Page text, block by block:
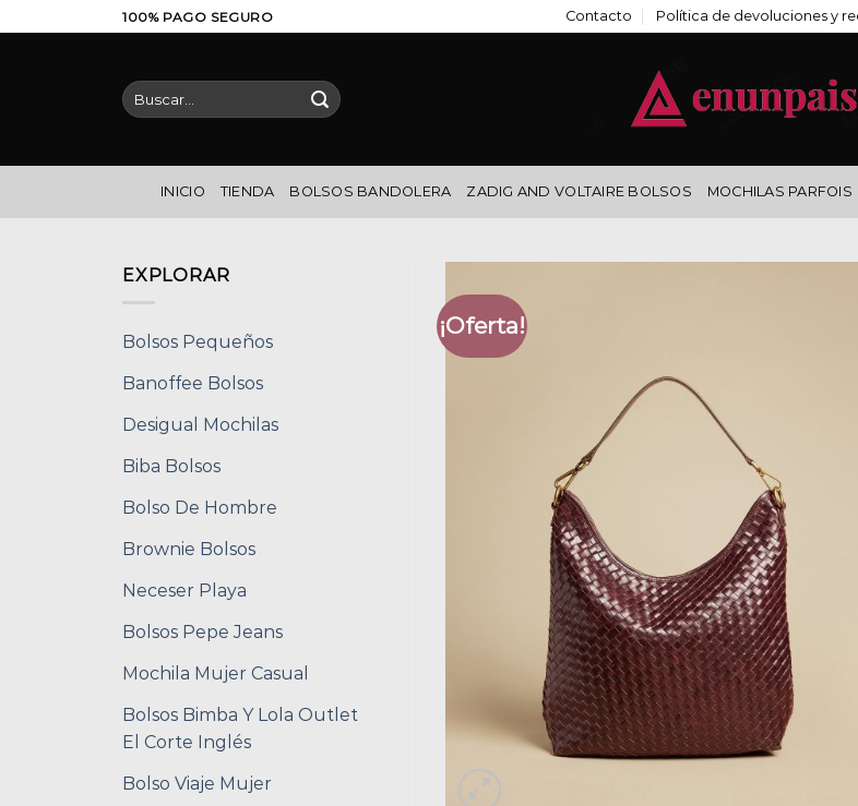
al
100% PAGO SEGURO Contacto Política de devoluciones y
Buscar
por:
INICIO TIENDA BOLSOS BANDOLERA ZADIG AND VOLTAIRE BOLSOS MOCHILAS PARFOIS
EXPLORAR
Bolsos Pequeños
Banoffee Bolsos
Desigual Mochilas
Biba Bolsos
Bolso De Hombre
Brownie Bolsos
Neceser Playa
Bolsos Pepe Jeans
Mochila Mujer Casual
Bolsos Bimba Y Lola Outlet
El Corte Inglés
Bolso Viaje Mujer
¡Oferta!